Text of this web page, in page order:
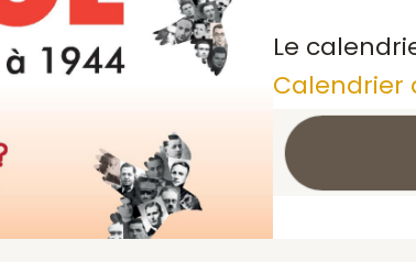
Le
Calendrier